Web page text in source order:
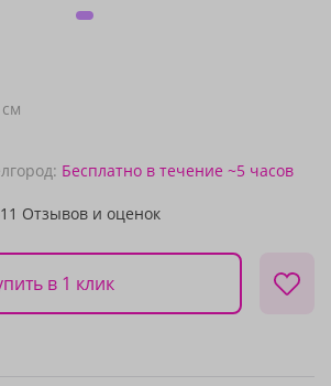
см
Бесплатно в течение ~5 часов
Отзывов и оценок
в 1 клик